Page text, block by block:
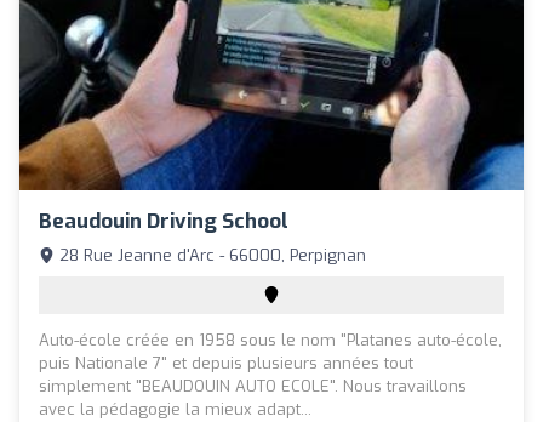
Beaudouin Driving School
28 Rue Jeanne d'Arc - 66000, Perpignan
Auto-école créée en 1958 sous le nom "Platanes auto-école,
puis Nationale 7" et depuis plusieurs années tout
simplement "BEAUDOUIN AUTO ECOLE". Nous travaillons
avec la pédagogie la mieux adapt...